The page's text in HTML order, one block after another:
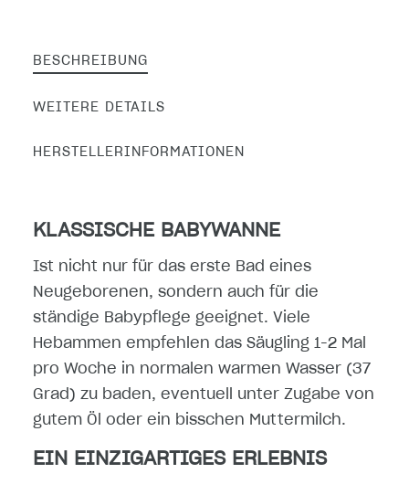
BESCHREIBUNG
WEITERE DETAILS
HERSTELLERINFORMATIONEN
KLASSISCHE BABYWANNE
Ist nicht nur für das erste Bad eines
Neugeborenen, sondern auch für die
ständige Babypflege geeignet. Viele
Hebammen empfehlen das Säugling 1-2 Mal
pro Woche in normalen warmen Wasser (37
Grad) zu baden, eventuell unter Zugabe von
gutem Öl oder ein bisschen Muttermilch.
EIN EINZIGARTIGES ERLEBNIS